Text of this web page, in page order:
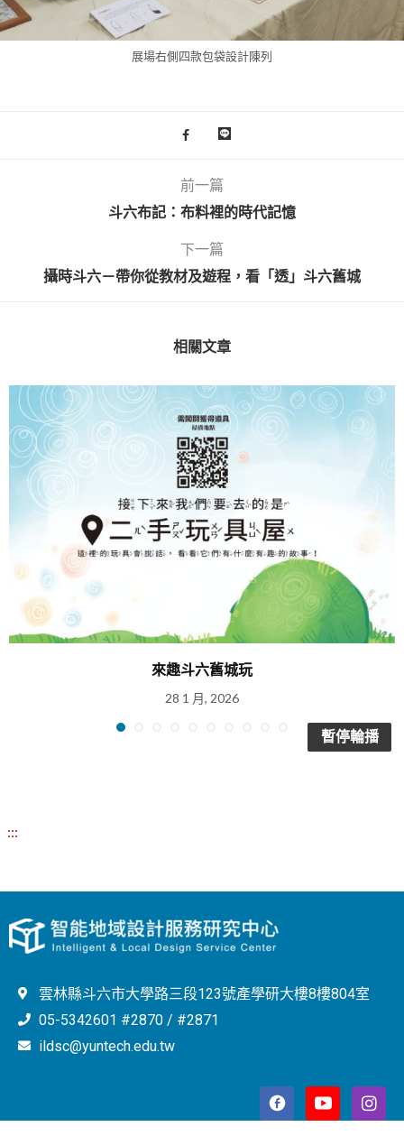
展場右側四款包袋設計陳列
前一篇
斗六布記：布料裡的時代記憶
下一篇
攝時斗六－帶你從教材及遊程，看「透」斗六舊城
相關文章
來趣斗六舊城玩
28 1 月, 2026
暫停輪播
:::
雲林縣斗六市大學路三段123號產學研大樓8樓804室
05-5342601 #2870 / #2871
ildsc@yuntech.edu.tw